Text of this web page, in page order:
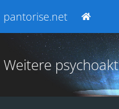
pantorise.net
Weitere